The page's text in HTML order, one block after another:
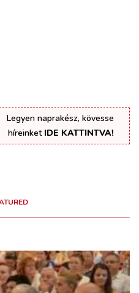
Legyen naprakész, kövesse
híreinket IDE KATTINTVA!